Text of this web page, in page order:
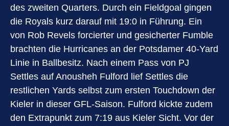
des zweiten Quarters. Durch ein Fieldgoal gingen
die Royals kurz darauf mit 19:0 in Führung. Ein
von Rob Revels forcierter und gesicherter Fumble
brachten die Hurricanes an der Potsdamer 40-Yard
Linie in Ballbesitz. Nach einem Pass von PJ
Settles auf Anousheh Fulford lief Settles die
restlichen Yards selbst zum ersten Touchdown der
Kieler in dieser GFL-Saison. Fulford kickte zudem
den Extrapunkt zum 7:19 aus Kieler Sicht. Vor der